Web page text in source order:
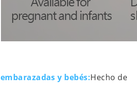
y bebés:Hecho de